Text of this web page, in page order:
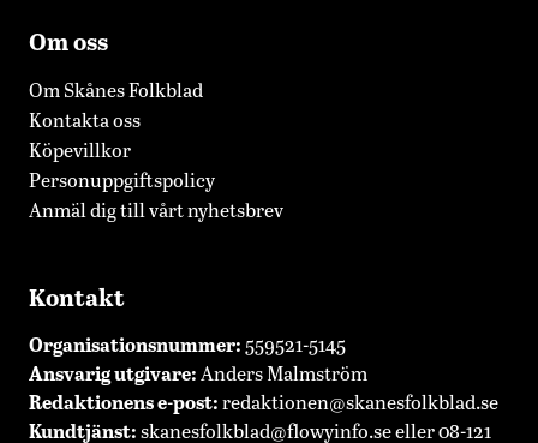
Om oss
Om Skånes Folkblad
Kontakta oss
Köpevillkor
Personuppgiftspolicy
Anmäl dig till vårt nyhetsbrev
Kontakt
Organisationsnummer:559521-5145
Ansvarig utgivare:Anders Malmström
Redaktionense-post:redaktionen@skanesfolkblad.se
Kundtjänst:skanesfolkblad@flowyinfo.seeller 08-121